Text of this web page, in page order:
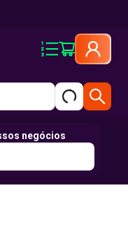
negócios